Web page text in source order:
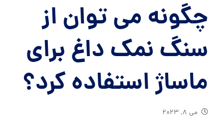
چگونه می ‌توان از
سنگ نمک داغ برای
ماساژ استفاده کرد؟
می ۸, ۲۰۲۳